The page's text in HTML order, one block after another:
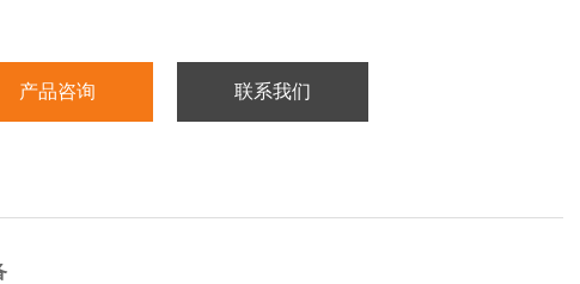
产品咨询 联系我们